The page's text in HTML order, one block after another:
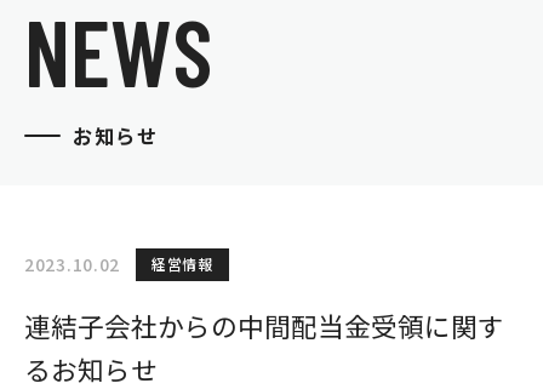
NEWS
お知らせ
2023.10.02 経営情報
連結子会社からの中間配当金受領に関す
るお知らせ